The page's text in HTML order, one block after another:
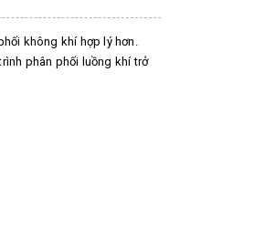
không khí hợp lý hơn.
phân phối luồng khí trở